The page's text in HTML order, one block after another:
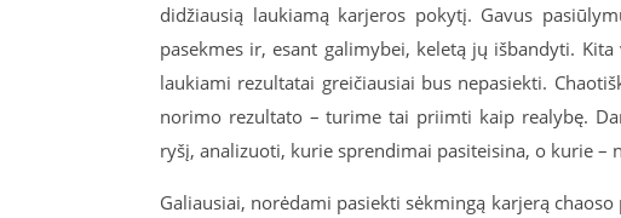
didžiausią laukiamą karjeros pokytį. Gavus
pasekmes ir, esant galimybei, keletą jų išbandyti.
laukiami rezultatai greičiausiai bus nepasiekti.
norimo rezultato – turime tai priimti kaip realybę.
ryšį, analizuoti, kurie sprendimai pasiteisina, o kurie –
Galiausiai, norėdami pasiekti sėkmingą karjerą